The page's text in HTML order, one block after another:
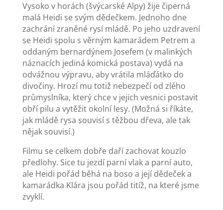
Vysoko v horách (švýcarské Alpy) žije čiperná
malá Heidi se svým dědečkem. Jednoho dne
zachrání zraněné rysí mládě. Po jeho uzdravení
se Heidi spolu s věrným kamarádem Petrem a
oddaným bernardýnem Josefem (v malinkých
náznacích jediná komická postava) vydá na
odvážnou výpravu, aby vrátila mláďátko do
divočiny. Hrozí mu totiž nebezpečí od zlého
průmyslníka, který chce v jejich vesnici postavit
obří pilu a vytěžit okolní lesy. (Možná si říkáte,
jak mládě rysa souvisí s těžbou dřeva, ale tak
nějak souvisí.)
Filmu se celkem dobře daří zachovat kouzlo
předlohy. Sice tu jezdí parní vlak a parní auto,
ale Heidi pořád běhá na boso a její dědeček a
kamarádka Klára jsou pořád titíž, na které jsme
zvyklí.